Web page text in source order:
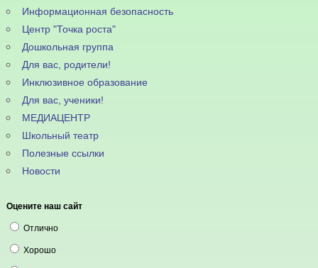
Информационная безопасность
Центр "Точка роста"
Дошкольная группа
Для вас, родители!
Инклюзивное образование
Для вас, ученики!
МЕДИАЦЕНТР
Школьный театр
Полезные ссылки
Новости
Оцените наш сайт
Отлично
Хорошо